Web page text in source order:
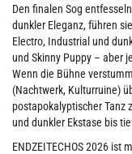
Den finalen Sog
dunkler Eleganz, führen
Electro, Industrial und
und Skinny Puppy – aber
Wenn die Bühne
(Nachtwerk, Kulturruine)
postapokalyptischer Tanz
und dunkler Ekstase bis
ENDZEITECHOS 2026 ist